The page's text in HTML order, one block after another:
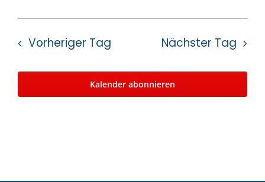
Vorheriger Tag Nächster Tag
Kalender abonnieren